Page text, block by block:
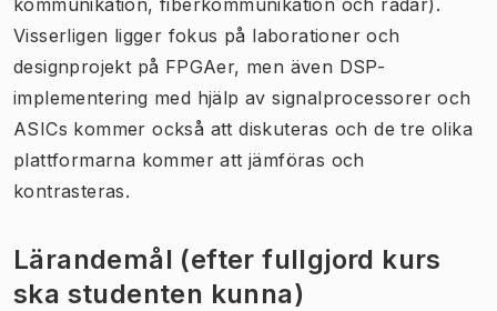
Visserligen ligger fokus på laborationer och
designprojekt på FPGAer, men även DSP-
implementering med hjälp av signalprocessorer och
ASICs kommer också att diskuteras och de tre olika
plattformarna kommer att jämföras och
kontrasteras.
Lärandemål (efter fullgjord kurs
ska studenten kunna)